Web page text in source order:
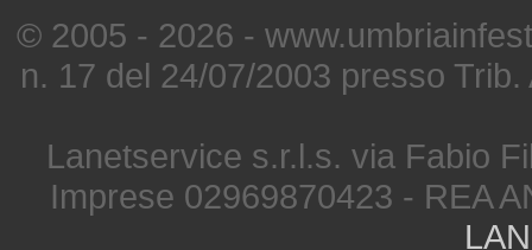
© 2005 - 2026 -
n. 17 del 24/07/2003 presso
Lanetservice s.r.l.s. via Fabio
Imprese 02969870423 - REA